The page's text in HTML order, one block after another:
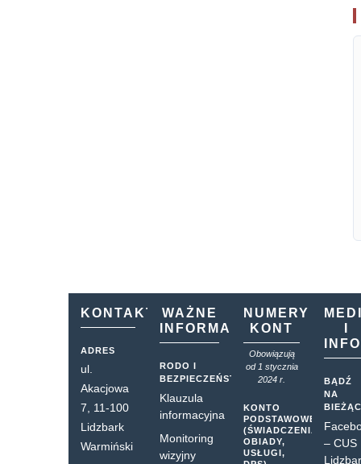
KONTAKT
ADRES
ul.
Akacjowa
7, 11-100
Lidzbark
Warmiński
WAŻNE
INFORMACJE
RODO I
BEZPIECZEŃSTWO
Klauzula
informacyjna
Monitoring
wizyjny
NUMERY
KONT
Obowiązują
od 1 stycznia
2024 r.
KONTO
PODSTAWOWE
(ŚWIADCZENIA,
OBIADY,
USŁUGI,
BĄDŹ
NA
– CUS